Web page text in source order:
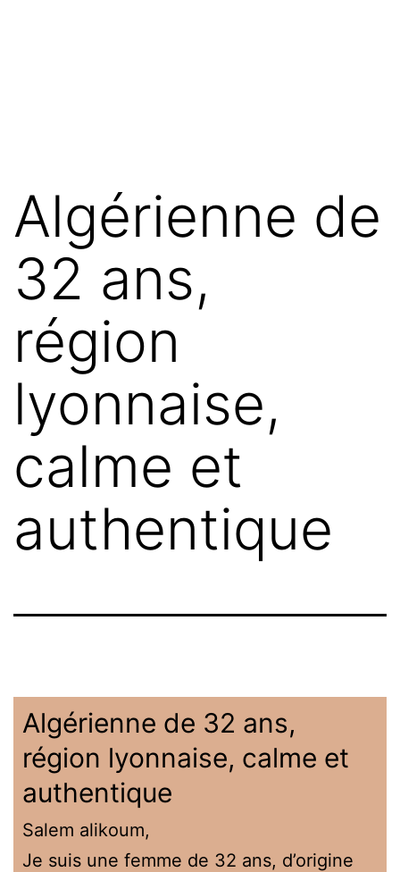
Algérienne de
32 ans,
région
lyonnaise,
calme et
authentique
Algérienne de 32 ans,
région lyonnaise, calme et
authentique
Salem alikoum,
Je suis une femme de 32 ans, d’origine